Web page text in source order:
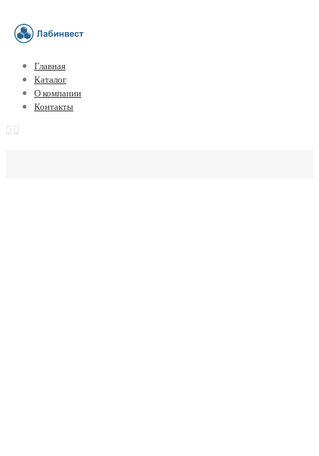
Главная
Каталог
О компании
Контакты